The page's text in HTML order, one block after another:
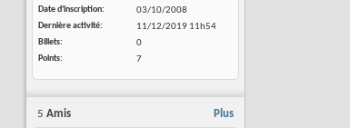
Date d'inscription
03/10/2008
Dernière activité
11/12/2019 11h54
Billets
0
Points
7
Plus
5 Amis